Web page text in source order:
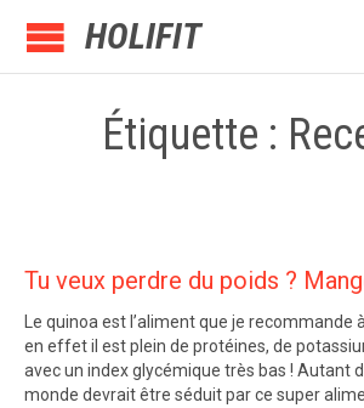
HOLIFIT
Étiquette :
Tu veux perdre du poids ?
Le quinoa est l’aliment que je recommande
en effet il est plein de protéines, de
avec un index glycémique très bas ! Autant
monde devrait être séduit par ce super